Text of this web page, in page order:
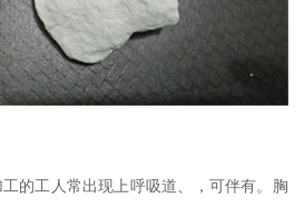
的工人常出现上呼吸道、，可伴有。胸